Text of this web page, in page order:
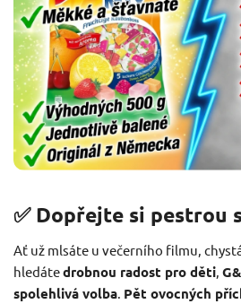
✅ Dopřejte si pestrou
Ať už mlsáte u večerního filmu,
hledátedrobnou radost pro děti,
spolehlivá volba. Pět ovocných